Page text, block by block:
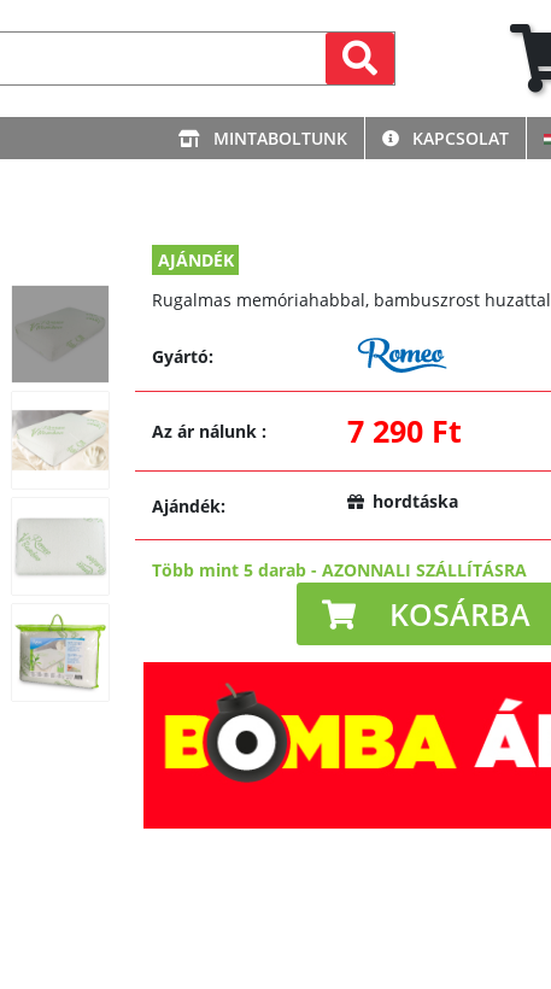
MINTABOLTUNK KAPCSOLAT
AJÁNDÉK
Rugalmas memóriahabbal, bambuszrost huzattal
Gyártó:
Az ár nálunk: 7 290 Ft
Ajándék: hordtáska
Több mint 5 darab -AZONNALI SZÁLLÍTÁSRA
KOSÁRBA